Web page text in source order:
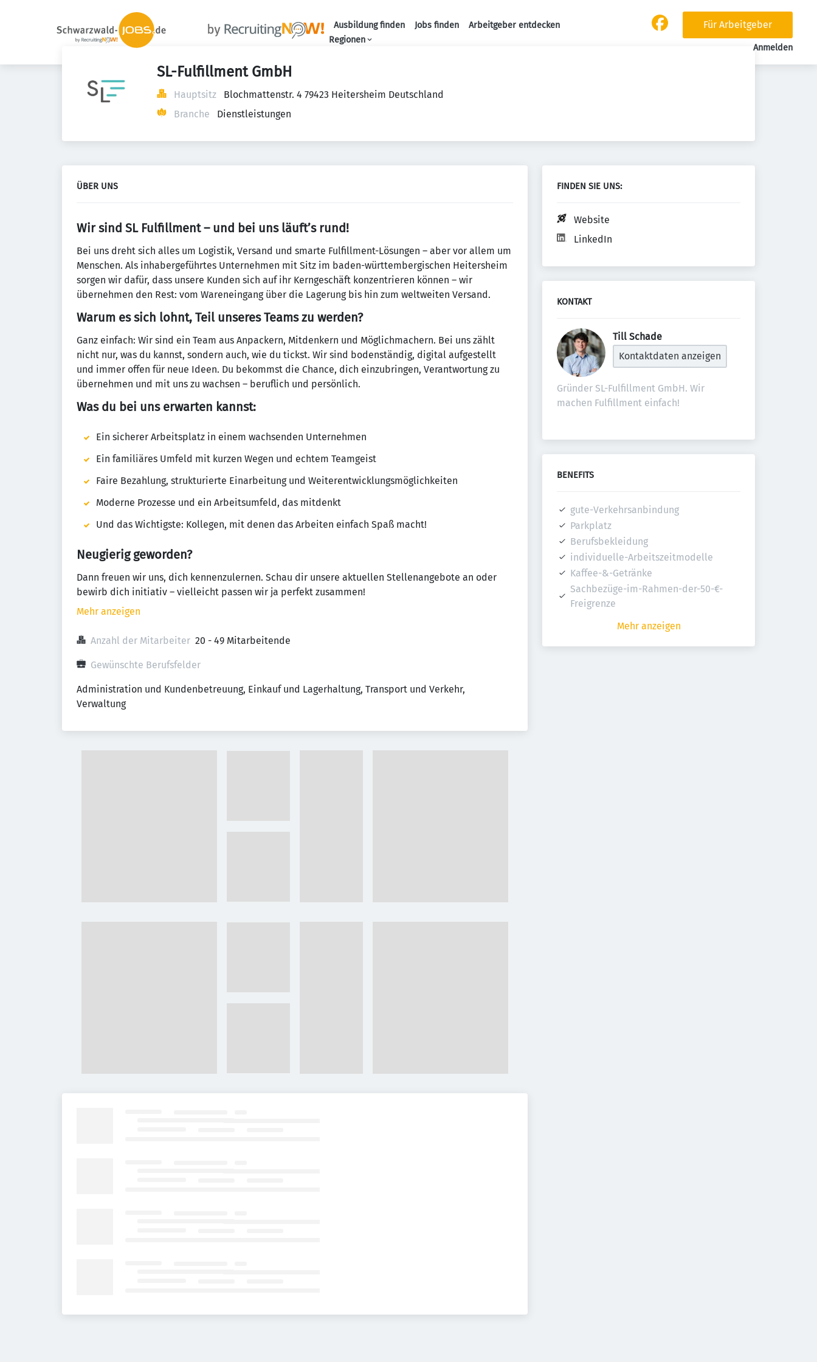
Ausbildung finden Jobs finden
Arbeitgeber entdecken
Regionen
Für Arbeitgeber
Anmelden
SL-Fulfillment GmbH
Hauptsitz
Blochmattenstr. 4 79423 Heitersheim Deutschland
Branche
Dienstleistungen
ÜBER UNS
Wir sind SL Fulfillment – und bei uns läuft’s rund!
Bei uns dreht sich alles um Logistik, Versand und smarte Fulfillment-Lösungen – aber vor allem um
Menschen. Als inhabergeführtes Unternehmen mit Sitz im baden-württembergischen Heitersheim
sorgen wir dafür, dass unsere Kunden sich auf ihr Kerngeschäft konzentrieren können – wir
übernehmen den Rest: vom Wareneingang über die Lagerung bis hin zum weltweiten Versand.
Warum es sich lohnt, Teil unseres Teams zu werden?
Ganz einfach: Wir sind ein Team aus Anpackern, Mitdenkern und Möglichmachern. Bei uns zählt
nicht nur, was du kannst, sondern auch, wie du tickst. Wir sind bodenständig, digital aufgestellt
und immer offen für neue Ideen. Du bekommst die Chance, dich einzubringen, Verantwortung zu
übernehmen und mit uns zu wachsen – beruflich und persönlich.
Was du bei uns erwarten kannst:
Ein sicherer Arbeitsplatz in einem wachsenden Unternehmen
Ein familiäres Umfeld mit kurzen Wegen und echtem Teamgeist
Faire Bezahlung, strukturierte Einarbeitung und Weiterentwicklungsmöglichkeiten
Moderne Prozesse und ein Arbeitsumfeld, das mitdenkt
Und das Wichtigste: Kollegen, mit denen das Arbeiten einfach Spaß macht!
Neugierig geworden?
Dann freuen wir uns, dich kennenzulernen. Schau dir unsere aktuellen Stellenangebote an oder
bewirb dich initiativ – vielleicht passen wir ja perfekt zusammen!
Mehr anzeigen
Anzahl der Mitarbeiter 20 - 49 Mitarbeitende
Gewünschte Berufsfelder
Administration und Kundenbetreuung, Einkauf und Lagerhaltung, Transport und Verkehr,
Verwaltung
FINDEN SIE UNS:
Website
LinkedIn
KONTAKT
Till Schade
Kontaktdaten anzeigen
Gründer SL-Fulfillment GmbH. Wir
machen Fulfillment einfach!
BENEFITS
gute-Verkehrsanbindung
Parkplatz
Berufsbekleidung
individuelle-Arbeitszeitmodelle
Kaffee-&-Getränke
Sachbezüge-im-Rahmen-der-50-€-
Freigrenze
Mehr anzeigen